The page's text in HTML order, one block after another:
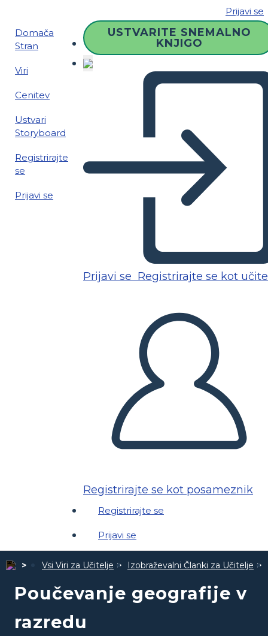
Prijavi se
Domača
Stran
Viri
Cenitev
Ustvari
Storyboard
Registrirajte
se
Prijavi se
USTVARITE SNEMALNO
KNJIGO
Prijavi se Registrirajte se kot
Registrirajte se kot posameznik
Registrirajte se
Prijavi se
Vsi Viri za Učitelje Izobraževalni Članki za Učitelje
Poučevanje geografije v
razredu